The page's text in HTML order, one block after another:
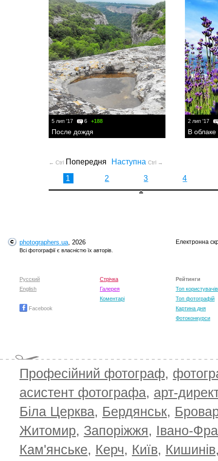
5 лип '17 6 +188
После дождя
2 лип '17
В
← Ctrl Попередня Наступна Ctrl →
1 2 3 4
photographers.ua, 2026
Всі фотографії є власністю їх авторів.
Електронна
Русский
English
Facebook
Стрічка
Галерея
Коментарі
Рейтинги
Топ користувачів
Топ фотографій
Картина дня
Фотоконкурси
Професійний фотограф,
асистент фотографа, арт-
Біла Церква, Бердянськ,
Житомир, Запоріжжя, Івано-
Кам'янське, Керч, Київ, Кишинів